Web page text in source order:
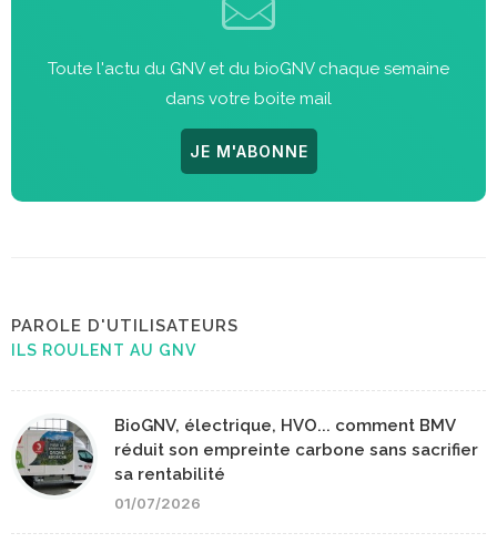
Toute l'actu du GNV et du bioGNV chaque semaine
dans votre boite mail
JE M'ABONNE
PAROLE D'UTILISATEURS
ILS ROULENT AU GNV
BioGNV, électrique, HVO... comment BMV
réduit son empreinte carbone sans sacrifier
sa rentabilité
01/07/2026